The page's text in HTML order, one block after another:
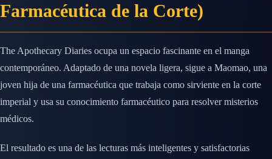
Farmacéutica de la Corte)
The Apothecary Diaries ocupa un espacio fascinante en el manga
contemporáneo. Adaptado de una novela ligera, sigue a Maomao, una
joven hija de una farmacéutica que trabaja como sirviente en la corte
imperial y usa su conocimiento farmacéutico para resolver misterios
médicos.
El resultado es una de las lecturas más inteligentes y satisfactorias